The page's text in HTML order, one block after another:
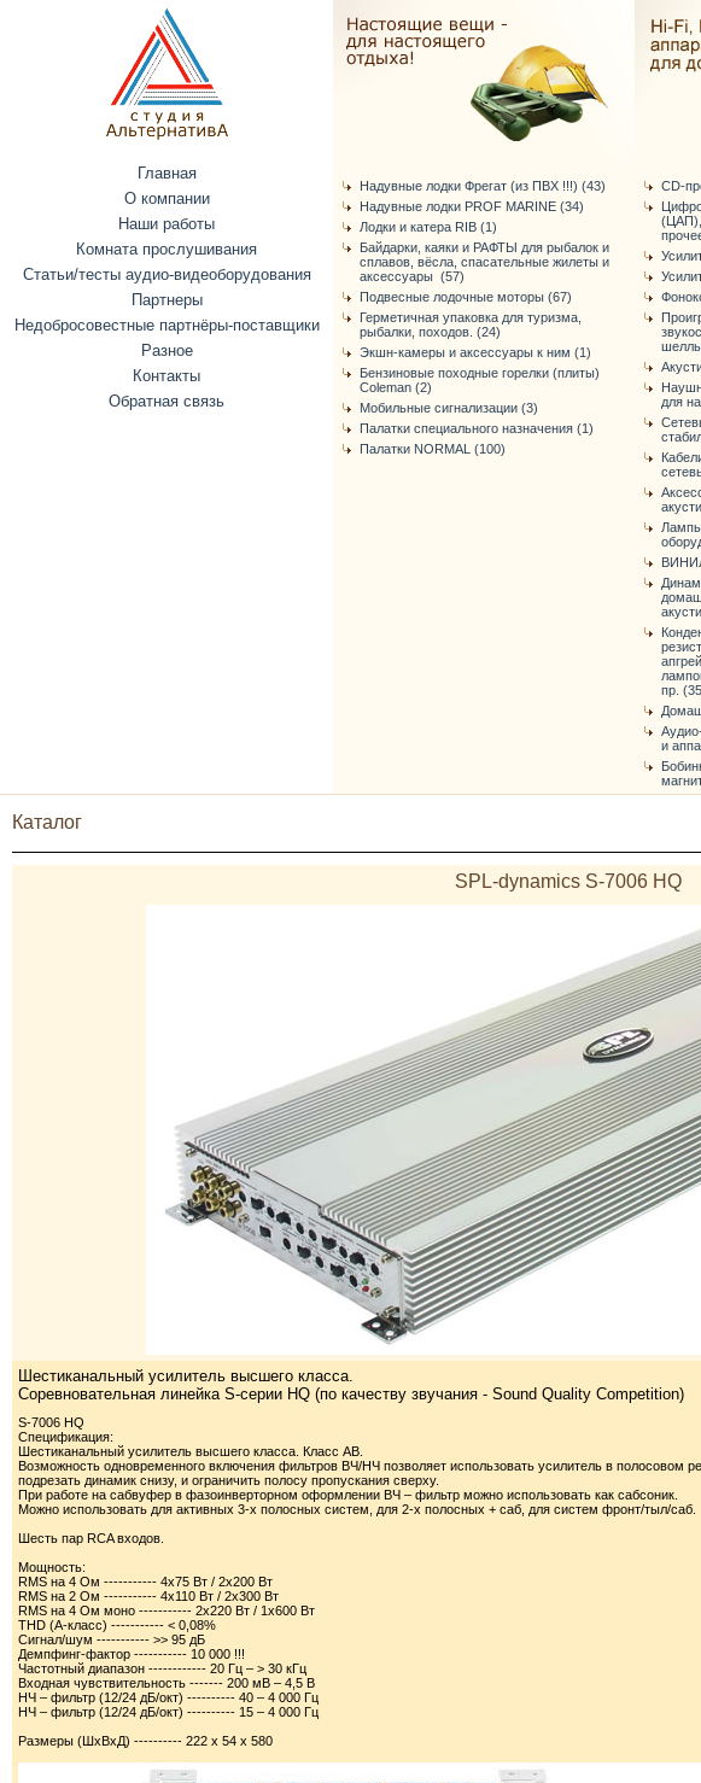
Главная
О компании
Наши работы
Комната прослушивания
Статьи/тесты аудио-видеоборудования
Партнеры
Недобросовестные партнёры-поставщики
Разное
Контакты
Обратная связь
Надувные лодки Фрегат (из ПВХ !!!) (43)
Надувные лодки PROF MARINE (34)
Лодки и катера RIB (1)
Байдарки, каяки и РАФТЫ для рыбалок и
сплавов, вёсла, спасательные жилеты и
аксессуары (57)
Подвесные лодочные моторы (67)
Герметичная упаковка для туризма,
рыбалки, походов. (24)
Экшн-камеры и аксессуары к ним (1)
Бензиновые походные горелки (плиты)
Coleman (2)
Мобильные сигнализации (3)
Палатки специального назначения (1)
Палатки NORMAL (100)
CD-
(ЦАП),
для
Лампы
пр.
и
Каталог
SPL-dynamics S-7006 HQ
Шестиканальный усилитель высшего класса.
Соревновательная линейка S-серии HQ (по качеству звучания - Sound Quality Competition)
S-7006 HQ
Спецификация:
Шестиканальный усилитель высшего класса. Класс АВ.
Возможность одновременного включения фильтров ВЧ/НЧ позволяет использовать усилитель в полосовом
подрезать динамик снизу, и ограничить полосу пропускания сверху.
При работе на сабвуфер в фазоинверторном оформлении ВЧ – фильтр можно использовать как сабсоник.
Можно использовать для активных 3-х полосных систем, для 2-х полосных + саб, для систем фронт/тыл/саб.
Шесть пар RCA входов.
Мощность:
RMS на 4 Ом ----------- 4х75 Вт / 2х200 Вт
RMS на 2 Ом ----------- 4х110 Вт / 2х300 Вт
RMS на 4 Ом моно ----------- 2х220 Вт / 1х600 Вт
THD (А-класс) ----------- < 0,08%
Сигнал/шум ----------- >> 95 дБ
Демпфинг-фактор ----------- 10 000 !!!
Частотный диапазон ------------ 20 Гц – > 30 кГц
Входная чувствительность ------- 200 мВ – 4,5 В
НЧ – фильтр (12/24 дБ/окт) ---------- 40 – 4 000 Гц
НЧ – фильтр (12/24 дБ/окт) ---------- 15 – 4 000 Гц
Размеры (ШхВхД) ---------- 222 х 54 х 580